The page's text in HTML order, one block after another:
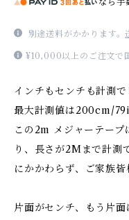
別途送料がかかります。
¥10,000以上のご注文で
インチもセンチも計測で
最大計測値は200cm/
この2m メジャーテー
り、長さが2Mまで計測
にかかわらず、ご家族皆
片面がセンチ、もう片面